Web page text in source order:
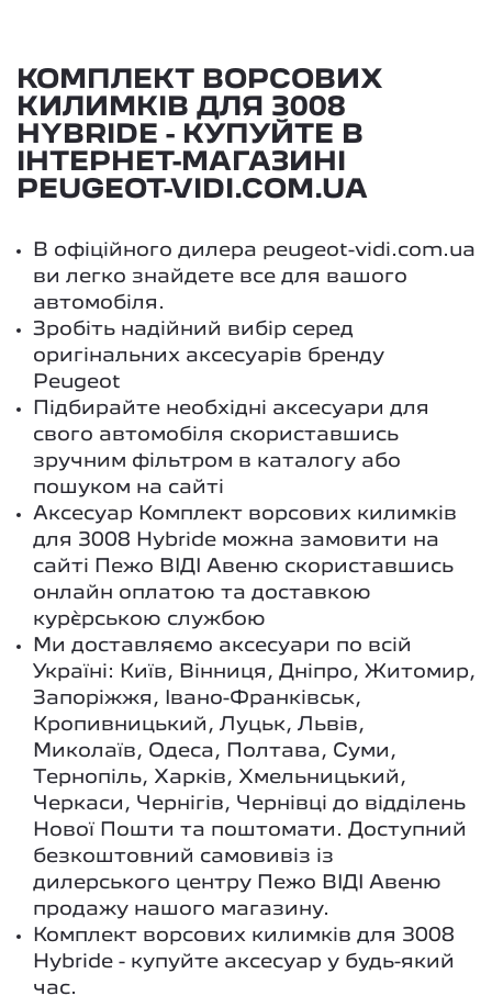
КОМПЛЕКТ ВОРСОВИХ
КИЛИМКІВ ДЛЯ 3008
HYBRIDE - КУПУЙТЕ В
ІНТЕРНЕТ-МАГАЗИНІ
PEUGEOT-VIDI.COM.UA
В офіційного дилера peugeot-vidi.com.ua
ви легко знайдете все для вашого
автомобіля.
Зробіть надійний вибір серед
оригінальних аксесуарів бренду
Peugeot
Підбирайте необхідні аксесуари для
свого автомобіля скориставшись
зручним фільтром в каталогу або
пошуком на сайті
Аксесуар Комплект ворсових килимків
для 3008 Hybride можна замовити на
сайті Пежо ВІДІ Авеню скориставшись
онлайн оплатою та доставкою
кур`єрською службою
Ми доставляємо аксесуари по всій
Україні: Київ, Вінниця, Дніпро, Житомир,
Запоріжжя, Івано-Франківськ,
Кропивницький, Луцьк, Львів,
Миколаїв, Одеса, Полтава, Суми,
Тернопіль, Харків, Хмельницький,
Черкаси, Чернігів, Чернівці до відділень
Нової Пошти та поштомати. Доступний
безкоштовний самовивіз із
дилерського центру Пежо ВІДІ Авеню
продажу нашого магазину.
Комплект ворсових килимків для 3008
Hybride - купуйте аксесуар у будь-який
час.